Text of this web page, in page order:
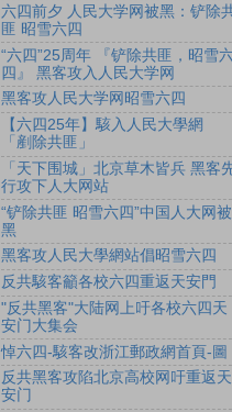
六四前夕 人民大学网被黑：铲除
匪 昭雪六四
“六四”25周年 『铲除共匪，昭雪
四』 黑客攻入人民大学网
黑客攻人民大学网昭雪六四
【六四25年】駭入人民大學網
「剷除共匪」
「天下围城」北京草木皆兵 黑客
行攻下人大网站
“铲除共匪 昭雪六四”中国人大网被
黑
黑客攻人民大學網站倡昭雪六四
反共駭客籲各校六四重返天安門
"反共黑客"大陆网上吁各校六四天
安门大集会
悼六四-駭客改浙江郵政網首頁-圖
反共黑客攻陷北京高校网吁重返天
安门